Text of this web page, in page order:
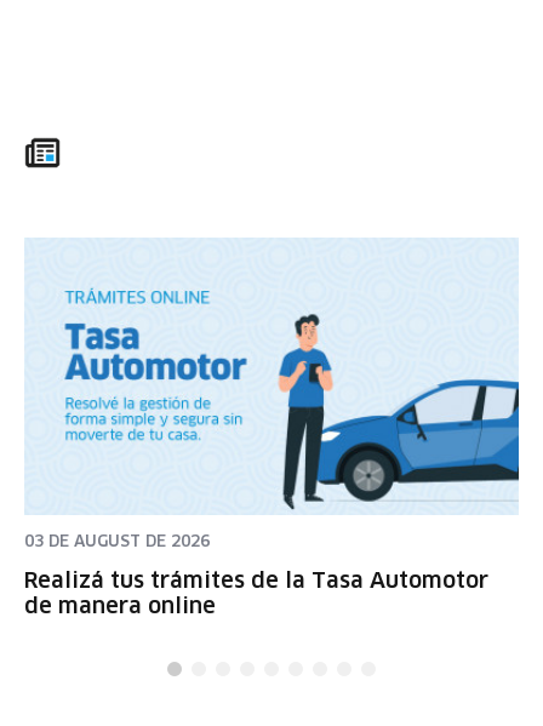
03 DE AUGUST DE 2026
Realizá tus trámites de la Tasa Automotor
de manera online